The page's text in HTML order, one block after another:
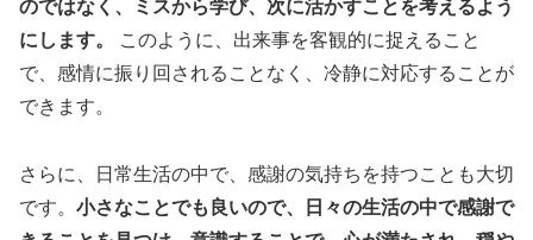
のではなく、ミスから学び、次に活かすことを考えるよう
にします。
このように、出来事を客観的に捉えること
で、感情に振り回されることなく、冷静に対応することが
できます。
さらに、日常生活の中で、感謝の気持ちを持つことも大切
です。 小さなことでも良いので、日々の生活の中で感謝で